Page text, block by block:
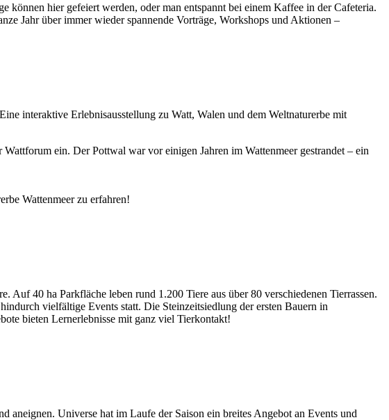
können hier gefeiert werden, oder man entspannt bei einem Kaffee in der Cafeteria.
Jahr über immer wieder spannende Vorträge, Workshops und Aktionen –
interaktive Erlebnisausstellung zu Watt, Walen und dem Weltnaturerbe mit
ein. Der Pottwal war vor einigen Jahren im Wattenmeer gestrandet – ein
Wattenmeer zu erfahren!
40 ha Parkfläche leben rund 1.200 Tiere aus über 80 verschiedenen Tierrassen.
vielfältige Events statt. Die Steinzeitsiedlung der ersten Bauern in
bieten Lernerlebnisse mit ganz viel Tierkontakt!
Universe hat im Laufe der Saison ein breites Angebot an Events und